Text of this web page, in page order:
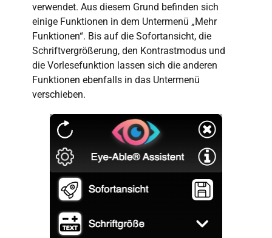
verwendet. Aus diesem Grund befinden sich
einige Funktionen in dem Untermenü „Mehr
Funktionen“. Bis auf die Sofortansicht, die
Schriftvergrößerung, den Kontrastmodus und
die Vorlesefunktion lassen sich die anderen
Funktionen ebenfalls in das Untermenü
verschieben.